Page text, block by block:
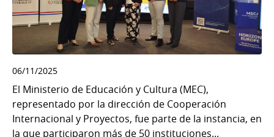
06/11/2025
El Ministerio de Educación y Cultura (MEC),
representado por la dirección de Cooperación
Internacional y Proyectos, fue parte de la instancia, en
la que participaron más de 50 instituciones...